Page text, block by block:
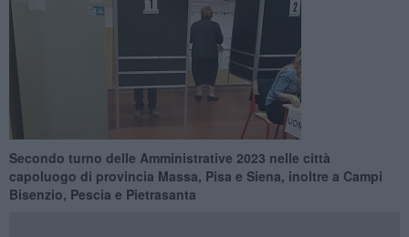
Secondo turno delle Amministrative 2023 nelle città
capoluogo di provincia Massa, Pisa e Siena, inoltre a Campi
Bisenzio, Pescia e Pietrasanta